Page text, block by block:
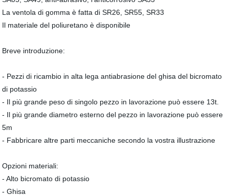
La ventola di gomma è fatta di SR26, SR55, SR33
Il materiale del poliuretano è disponibile
Breve introduzione:
- Pezzi di ricambio in alta lega antiabrasione del ghisa del bicromato
di potassio
- Il più grande peso di singolo pezzo in lavorazione può essere 13t.
- Il più grande diametro esterno del pezzo in lavorazione può essere
5m
- Fabbricare altre parti meccaniche secondo la vostra illustrazione
Opzioni materiali:
- Alto bicromato di potassio
- Ghisa